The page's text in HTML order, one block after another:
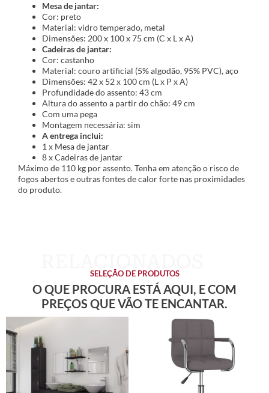
Mesa de jantar:
Cor: preto
Material: vidro temperado, metal
Dimensões: 200 x 100 x 75 cm (C x L x A)
Cadeiras de jantar:
Cor: castanho
Material: couro artificial (5% algodão, 95% PVC), aço
Dimensões: 42 x 52 x 100 cm (L x P x A)
Profundidade do assento: 43 cm
Altura do assento a partir do chão: 49 cm
Com uma pega
Montagem necessária: sim
A entrega inclui:
1 x Mesa de jantar
8 x Cadeiras de jantar
Máximo de 110 kg por assento. Tenha em atenção o risco de
fogos abertos e outras fontes de calor forte nas proximidades
do produto.
SELEÇÃO DE PRODUTOS
O QUE PROCURA ESTÁ AQUI, E COM
PREÇOS QUE VÃO TE ENCANTAR.